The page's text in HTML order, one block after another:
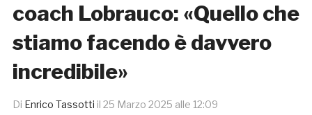
coach Lobrauco: «Quello che
stiamo facendo è davvero
incredibile»
Di Enrico Tassotti il 25 Marzo 2025 alle 12:09